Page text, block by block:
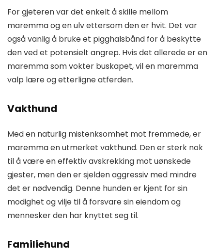
For gjeteren var det enkelt å skille mellom
maremma og en ulv ettersom den er hvit. Det var
også vanlig å bruke et pigghalsbånd for å beskytte
den ved et potensielt angrep. Hvis det allerede er en
maremma som vokter buskapet, vil en maremma
valp lære og etterligne atferden.
Vakthund
Med en naturlig mistenksomhet mot fremmede, er
maremma en utmerket vakthund. Den er sterk nok
til å være en effektiv avskrekking mot uønskede
gjester, men den er sjelden aggressiv med mindre
det er nødvendig. Denne hunden er kjent for sin
modighet og vilje til å forsvare sin eiendom og
mennesker den har knyttet seg til.
Familiehund